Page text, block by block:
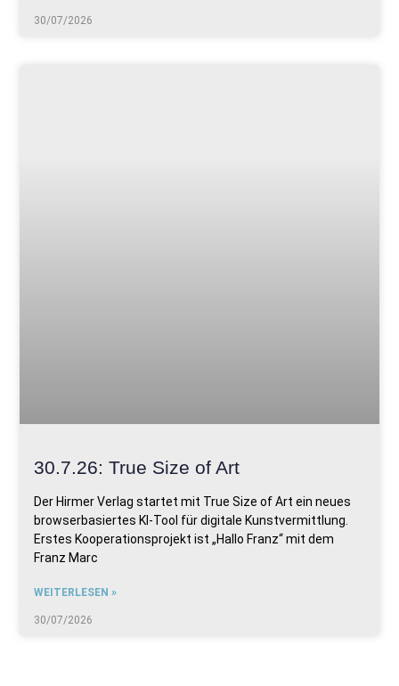
30/07/2026
30.7.26: True Size of Art
Der Hirmer Verlag startet mit True Size of Art ein neues
browserbasiertes KI-Tool für digitale Kunstvermittlung.
Erstes Kooperationsprojekt ist „Hallo Franz“ mit dem
Franz Marc
WEITERLESEN »
30/07/2026